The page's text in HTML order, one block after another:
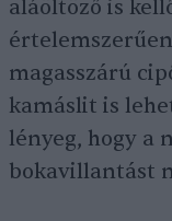
aláöltöző is
magasszárú
kamáslit is
lényeg, hogy a
bokavillantást